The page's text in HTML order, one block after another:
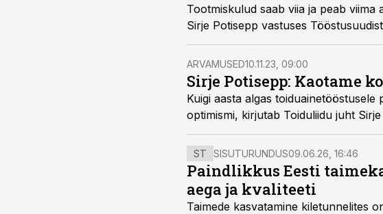
Tootmiskulud saab viia ja peab
Sirje Potisepp vastuses
ARVAMUSED10.11.23, 09:00
Sirje Potisepp: Kaotame
Kuigi aasta algas
optimismi, kirjutab Toiduliidu juht
ST SISUTURUNDUS09.06.26, 16:46
Paindlikkus Eesti
aega ja kvaliteeti
Taimede kasvatamine kiletunnelites